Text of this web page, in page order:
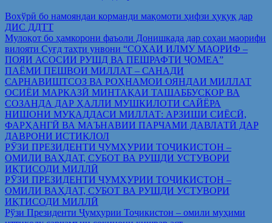
Вохўрӣ бо намояндаи корманди мақомоти ҳифзи ҳуқуқ дар
ДИС ДДТТ
Мулоқот бо ҳамкорони фаъоли Донишкада дар соҳаи маорифи
вилояти Суғд таҳти унвони “СОҲАИ ИЛМУ МАОРИФ –
ПОЯИ АСОСИИ РУШД ВА ПЕШРАФТИ ҶОМЕА”
ПАЁМИ ПЕШВОИ МИЛЛАТ – САНАДИ
САРНАВИШТСОЗ ВА РОҲНАМОИ ОЯНДАИ МИЛЛАТ
ОСИЁИ МАРКАЗӢ МИНТАҚАИ ТАШАББУСКОР ВА
СОЗАНДА ДАР ҲАЛЛИ МУШКИЛОТИ САЙЁРА
НИШОНИ МУҚАДДАСИ МИЛЛАТ: АРЗИШИ СИЁСӢ,
ФАРҲАНГӢ ВА МАЪНАВИИ ПАРЧАМИ ДАВЛАТӢ ДАР
ДАВРОНИ ИСТИҚЛОЛ
РӮЗИ ПРЕЗИДЕНТИ ҶУМҲУРИИ ТОҶИКИСТОН –
ОМИЛИ ВАҲДАТ, СУБОТ ВА РУШДИ УСТУВОРИ
ИҚТИСОДИ МИЛЛӢ
РӮЗИ ПРЕЗИДЕНТИ ҶУМҲУРИИ ТОҶИКИСТОН –
ОМИЛИ ВАҲДАТ, СУБОТ ВА РУШДИ УСТУВОРИ
ИҚТИСОДИ МИЛЛӢ
Рўзи Президенти Ҷумҳурии Тоҷикистон – омили муҳими